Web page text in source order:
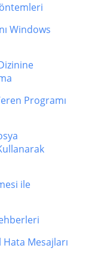
Windows
Programı
ile
Hata Mesajları